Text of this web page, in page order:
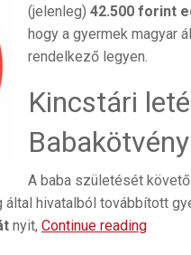
(jelenleg) 42.500 forint
hogy a gyermek magyar
rendelkező legyen.
Kincstári
Babakötvény
A baba születését
hivatalból továbbított
nyit, Continue readingÚj